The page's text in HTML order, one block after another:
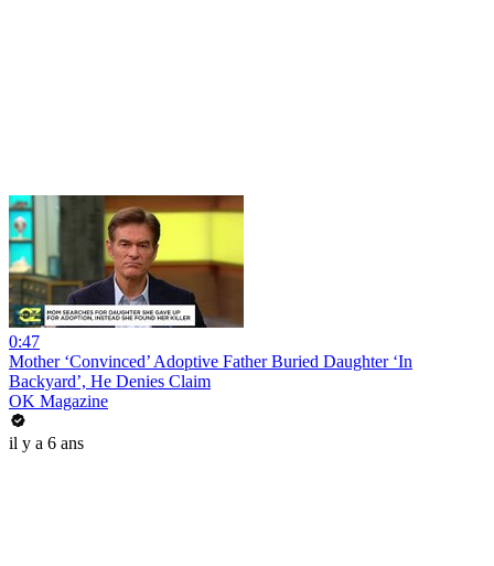
0:47
Mother ‘Convinced’ Adoptive Father Buried Daughter ‘In
Backyard’, He Denies Claim
OK Magazine
il y a 6 ans